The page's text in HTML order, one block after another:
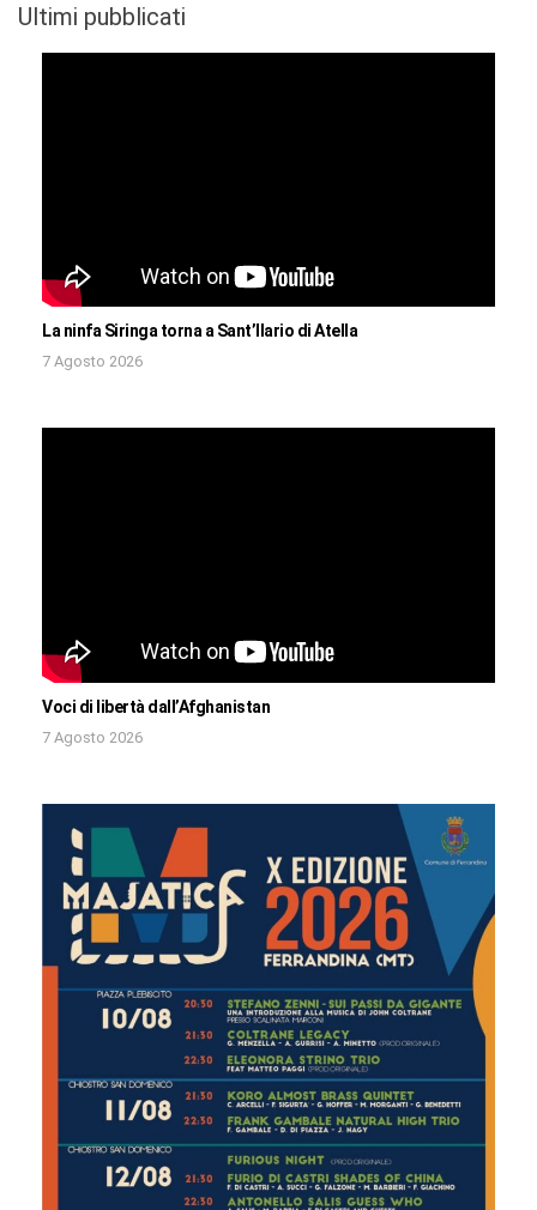
Ultimi pubblicati
La ninfa Siringa torna a Sant’Ilario di Atella
7 Agosto 2026
Voci di libertà dall’Afghanistan
7 Agosto 2026